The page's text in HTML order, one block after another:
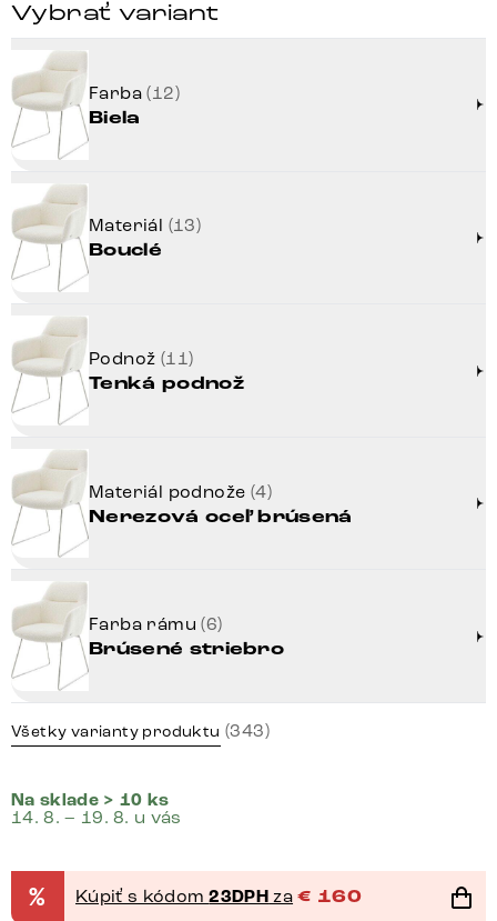
Vybrať variant
Farba(12)
Biela
Materiál (13)
Bouclé
Podnož (11)
Tenká podnož
Materiál podnože (4)
Nerezová oceľ brúsená
Farba rámu(6)
Brúsené striebro
Všetky varianty produktu (343)
Na sklade > 10 ks
14. 8. – 19. 8. u vás
% Kúpiť s kódom23DPH za € 160